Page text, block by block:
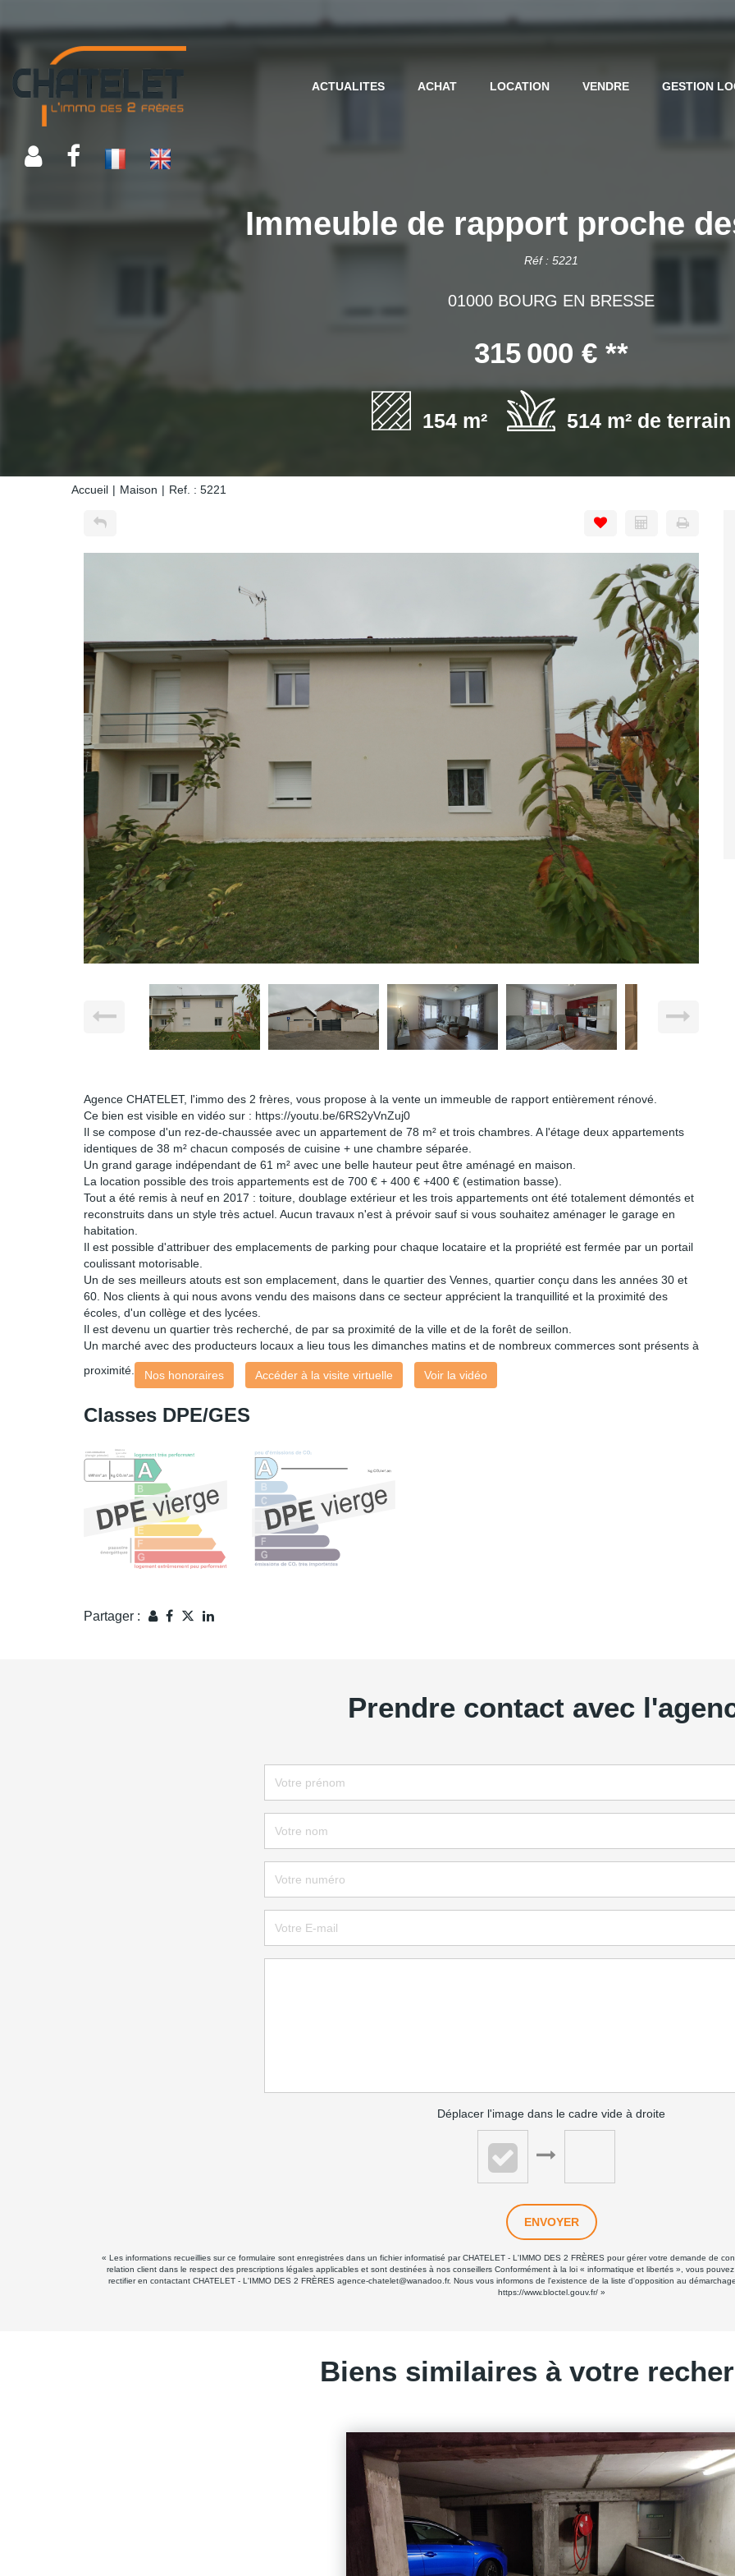
ACTUALITES ACHAT LOCATION VENDRE GESTION
Immeuble de rapport proche
Réf : 5221
01000 BOURG EN BRESSE
315 000 € **
154 m² 514 m² de terrain
Accueil Maison Ref. : 5221
Agence CHATELET, l'immo des 2 frères, vous propose à la vente un immeuble de rapport entièrement rénové.
Ce bien est visible en vidéo sur : https://youtu.be/6RS2yVnZuj0
Il se compose d'un rez-de-chaussée avec un appartement de 78 m² et trois chambres. A l'étage deux appartements
identiques de 38 m² chacun composés de cuisine + une chambre séparée.
Un grand garage indépendant de 61 m² avec une belle hauteur peut être aménagé en maison.
La location possible des trois appartements est de 700 € + 400 € +400 € (estimation basse).
Tout a été remis à neuf en 2017 : toiture, doublage extérieur et les trois appartements ont été totalement démontés et
reconstruits dans un style très actuel. Aucun travaux n'est à prévoir sauf si vous souhaitez aménager le garage en
habitation.
Il est possible d'attribuer des emplacements de parking pour chaque locataire et la propriété est fermée par un portail
coulissant motorisable.
Un de ses meilleurs atouts est son emplacement, dans le quartier des Vennes, quartier conçu dans les années 30 et
60. Nos clients à qui nous avons vendu des maisons dans ce secteur apprécient la tranquillité et la proximité des
écoles, d'un collège et des lycées.
Il est devenu un quartier très recherché, de par sa proximité de la ville et de la forêt de seillon.
Un marché avec des producteurs locaux a lieu tous les dimanches matins et de nombreux commerces sont présents à
proximité.
Nos honoraires Accéder à la visite virtuelle Voir la vidéo
Classes DPE/GES
Partager :
Prendre contact avec
Déplacer l'image dans le cadre vide à droite
ENVOYER
« Les informations recueillies sur ce formulaire sont enregistrées dans un fichier informatisé par CHATELET - L'IMMO DES 2 FRÈRES pour gérer votre demande de
relation client dans le respect des prescriptions légales applicables et sont destinées à nos conseillers Conformément à la loi « informatique et libertés », vous
rectifier en contactant CHATELET - L'IMMO DES 2 FRÈRES agence-chatelet@wanadoo.fr. Nous vous informons de l'existence de la liste d'opposition au
https://www.bloctel.gouv.fr/»
Biens similaires à votre